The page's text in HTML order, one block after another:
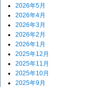
2026年5月
2026年4月
2026年3月
2026年2月
2026年1月
2025年12月
2025年11月
2025年10月
2025年9月